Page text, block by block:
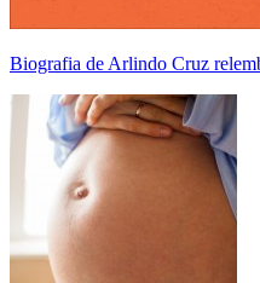
Biografia de Arlindo Cruz